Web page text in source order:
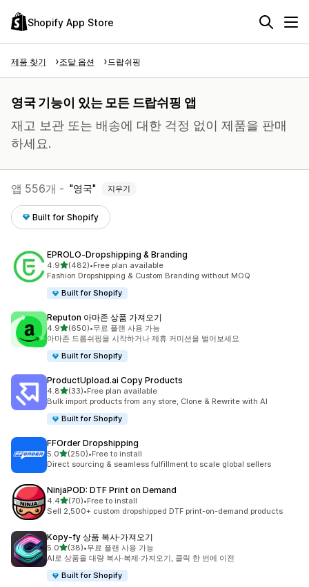
Shopify App Store
제품 찾기 조달 옵션 드랍쉬핑
영국 기능이 있는 모든 드랍쉬핑 앱
재고 보관 또는 배송에 대한 걱정 없이 제품을 판매
하세요.
앱 556개 - 영국 지우기
Built for Shopify
EPROLO‑Dropshipping & Branding
4.9별 5개 중
(482)
총 리뷰 482개
•Free plan available
Fashion Dropshipping & Custom Branding without MOQ
Built for Shopify
Reputon 아마존 상품 가져오기
4.9별 5개 중
(650)
총 리뷰 650개
•무료 플랜 사용 가능
아마존 드롭쉬핑을 시작하거나 제휴 커미션을 벌어보세요
Built for Shopify
ProductUpload.ai Copy Products
4.8별 5개 중
(33)
총 리뷰 33개
•Free plan available
Bulk import products from any store, Clone & Rewrite with AI
Built for Shopify
FFOrder Dropshipping
5.0별 5개 중
(250)
총 리뷰 250개
•Free to install
Direct sourcing & seamless fulfillment to scale global sellers
NinjaPOD: DTF Print on Demand
4.4별 5개 중
(70)
총 리뷰 70개
•Free to install
Sell 2,500+ custom dropshipped DTF print-on-demand products
Kopy‑fy 상품 복사·가져오기
5.0별 5개 중
(38)
총 리뷰 38개
•무료 플랜 사용 가능
AI로 상품을 대량 복사·복제·가져오기, 클릭 한 번에 이전
Built for Shopify